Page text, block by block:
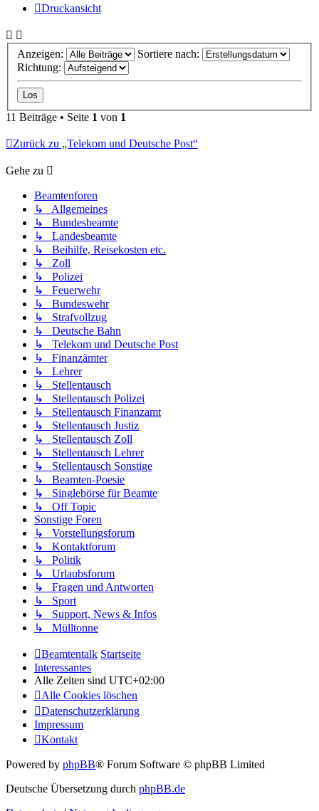
Druckansicht
Anzeigen:
Sortiere nach:
Richtung:
11 Beiträge • Seite 1 von 1
Zurück zu „Telekom und Deutsche Post“
Gehe zu
Beamtenforen
↳ Allgemeines
↳ Bundesbeamte
↳ Landesbeamte
↳ Beihilfe, Reisekosten etc.
↳ Zoll
↳ Polizei
↳ Feuerwehr
↳ Bundeswehr
↳ Strafvollzug
↳ Deutsche Bahn
↳ Telekom und Deutsche Post
↳ Finanzämter
↳ Lehrer
↳ Stellentausch
↳ Stellentausch Polizei
↳ Stellentausch Finanzamt
↳ Stellentausch Justiz
↳ Stellentausch Zoll
↳ Stellentausch Lehrer
↳ Stellentausch Sonstige
↳ Beamten-Poesie
↳ Singlebörse für Beamte
↳ Off Topic
Sonstige Foren
↳ Vorstellungsforum
↳ Kontaktforum
↳ Politik
↳ Urlaubsforum
↳ Fragen und Antworten
↳ Sport
↳ Support, News & Infos
↳ Mülltonne
Beamtentalk Startseite
Interessantes
Alle Zeiten sind UTC+02:00
Alle Cookies löschen
Datenschutzerklärung
Impressum
Kontakt
Powered by phpBB® Forum Software © phpBB Limited
Deutsche Übersetzung durch phpBB.de